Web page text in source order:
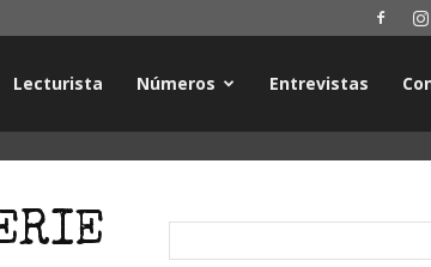
Lecturista Números Entrevistas